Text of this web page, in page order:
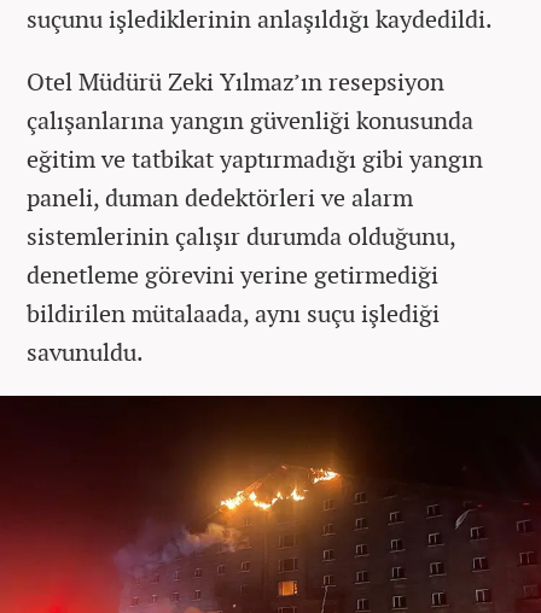
suçunu işlediklerinin anlaşıldığı kaydedildi.
Otel Müdürü Zeki Yılmaz’ın resepsiyon
çalışanlarına yangın güvenliği konusunda
eğitim ve tatbikat yaptırmadığı gibi yangın
paneli, duman dedektörleri ve alarm
sistemlerinin çalışır durumda olduğunu,
denetleme görevini yerine getirmediği
bildirilen mütalaada, aynı suçu işlediği
savunuldu.